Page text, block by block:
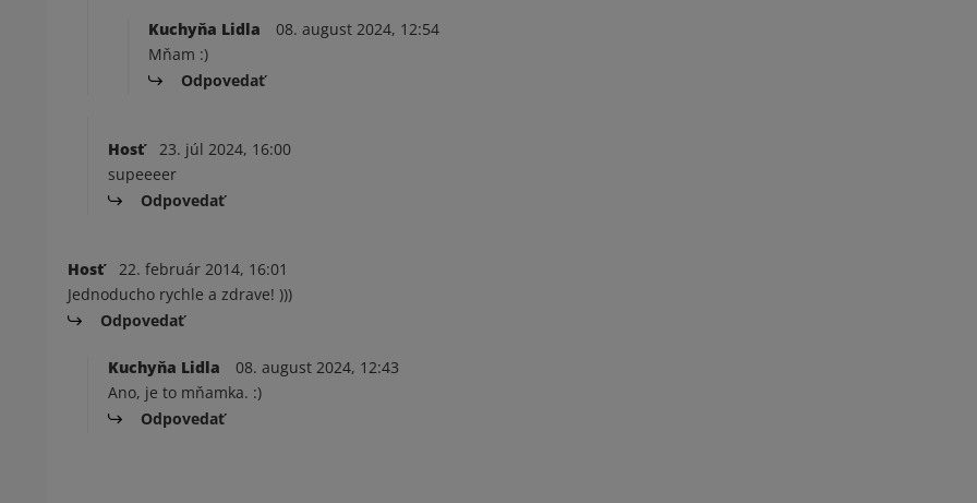
Kuchyňa Lidla
08. august 2024, 12:54
Mňam :)
Odpovedať
Hosť
23. júl 2024, 16:00
supeeeer
Odpovedať
Hosť
22. február 2014, 16:01
Jednoducho rychle a zdrave! )))
Odpovedať
Kuchyňa Lidla
08. august 2024, 12:43
Ano, je to mňamka. :)
Odpovedať